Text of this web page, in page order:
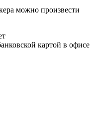
можно произвести
картой в офисе